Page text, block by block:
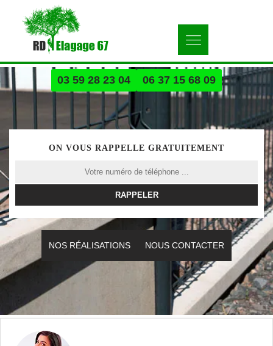
03 59 28 23 04 06 37 15 68 09
ON VOUS RAPPELLE GRATUITEMENT
NOS RÉALISATIONS NOUS CONTACTER